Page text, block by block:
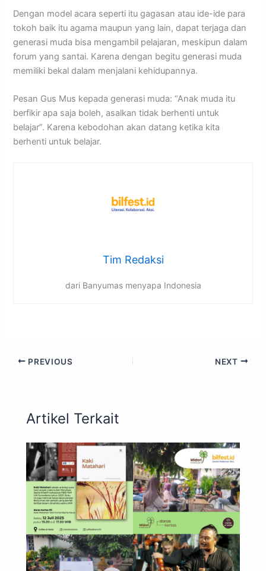
Dengan model acara seperti itu gagasan atau ide-ide para
tokoh baik itu agama maupun yang lain, dapat terjaga dan
generasi muda bisa mengambil pelajaran, meskipun dalam
forum yang santai. Karena dengan begitu generasi muda
memiliki bekal dalam menjalani kehidupannya.
Pesan Gus Mus kepada generasi muda: “Anak muda itu
berfikir apa saja boleh, asalkan tidak berhenti untuk
belajar”. Karena kebodohan akan datang ketika kita
berhenti untuk belajar.
Tim Redaksi
dari Banyumas menyapa Indonesia
PREVIOUS NEXT
Artikel Terkait